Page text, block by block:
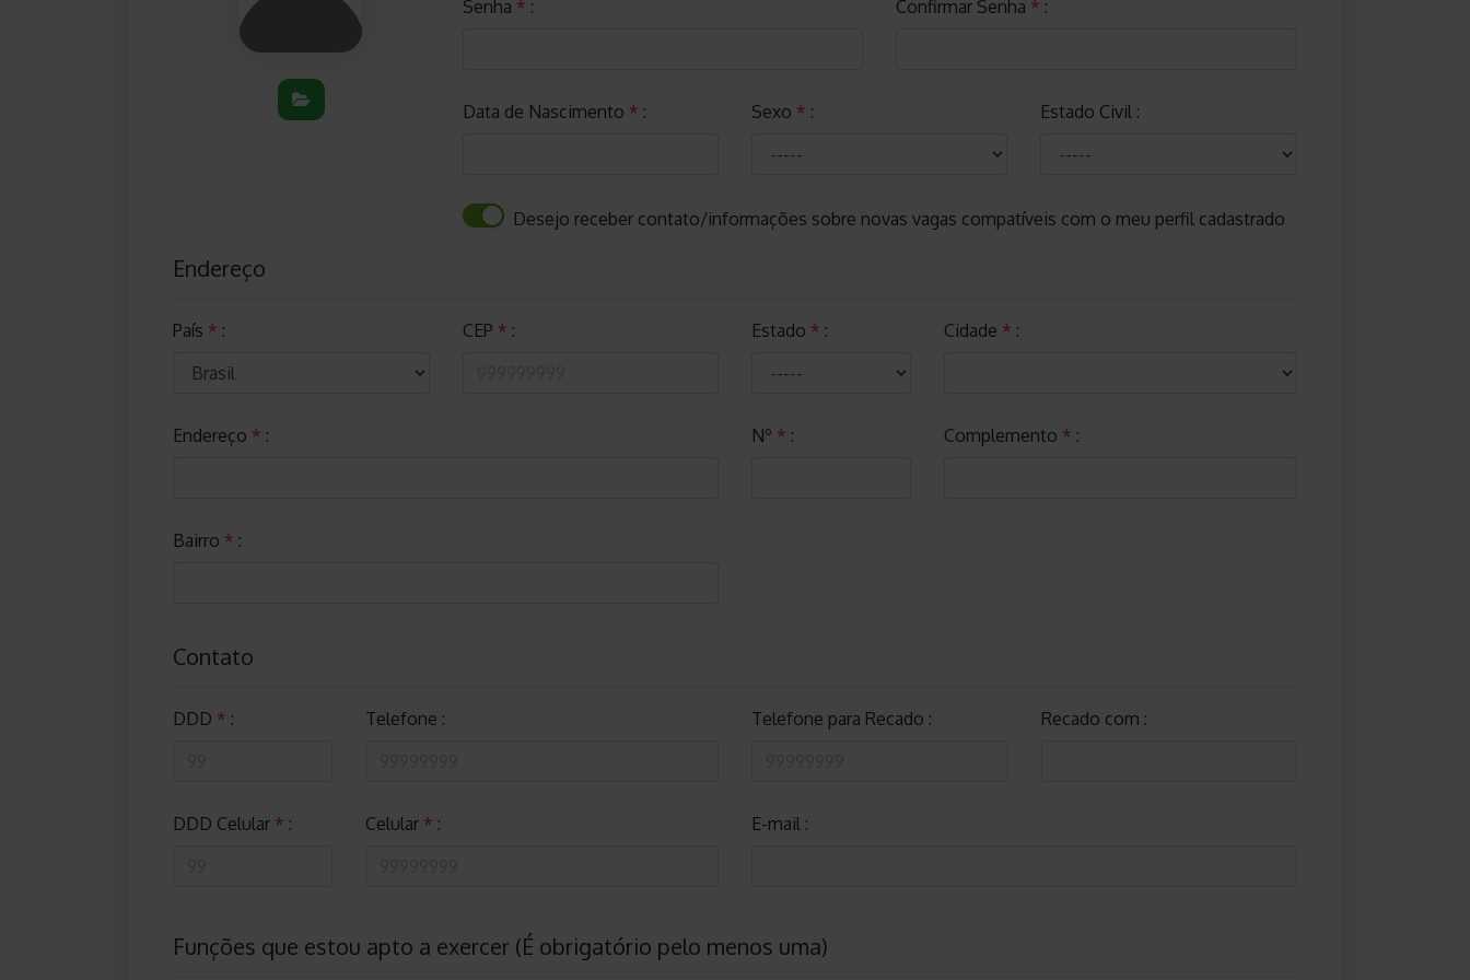
Senha * : Confirmar Senha * :
Data de Nascimento * : Sexo * : Estado Civil :
Desejo receber contato/informações sobre novas vagas compatíveis com o meu perfil cadastrado
Endereço
País * : CEP * : Estado * : Cidade * :
Endereço * : Nº * : Complemento * :
Bairro * :
Contato
DDD * : Telefone : Telefone para Recado : Recado com :
DDD Celular * : Celular * : E-mail :
Funções que estou apto a exercer (É obrigatório pelo menos uma)